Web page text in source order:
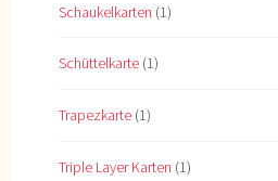
Schaukelkarten (1)
Schüttelkarte (1)
Trapezkarte (1)
Triple Layer Karten (1)